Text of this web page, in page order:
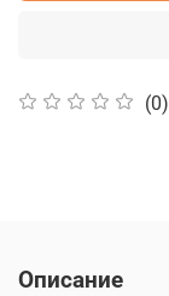
(0)
Описание